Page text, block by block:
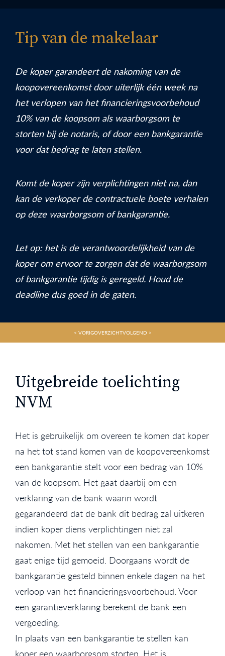
Tip van de makelaar
De koper garandeert de nakoming van de
koopovereenkomst door uiterlijk één week na
het verlopen van het financieringsvoorbehoud
10% van de koopsom als waarborgsom te
storten bij de notaris, of door een bankgarantie
voor dat bedrag te laten stellen.
Komt de koper zijn verplichtingen niet na, dan
kan de verkoper de contractuele boete verhalen
op deze waarborgsom of bankgarantie.
Let op: het is de verantwoordelijkheid van de
koper om ervoor te zorgen dat de waarborgsom
of bankgarantie tijdig is geregeld. Houd de
deadline dus goed in de gaten.
< VORIGOVERZICHTVOLGEND >
Uitgebreide toelichting
NVM
Het is gebruikelijk om overeen te komen dat koper
na het tot stand komen van de koopovereenkomst
een bankgarantie stelt voor een bedrag van 10%
van de koopsom. Het gaat daarbij om een
verklaring van de bank waarin wordt
gegarandeerd dat de bank dit bedrag zal uitkeren
indien koper diens verplichtingen niet zal
nakomen. Met het stellen van een bankgarantie
gaat enige tijd gemoeid. Doorgaans wordt de
bankgarantie gesteld binnen enkele dagen na het
verloop van het financieringsvoorbehoud. Voor
een garantieverklaring berekent de bank een
vergoeding.
In plaats van een bankgarantie te stellen kan
koper een waarborgsom storten. Het is